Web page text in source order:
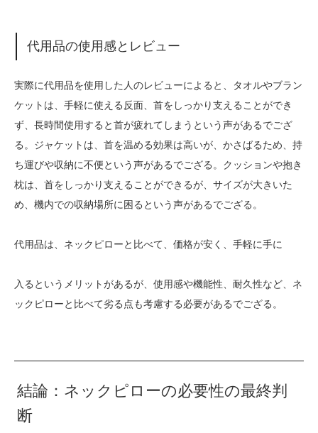
代用品の使用感とレビュー
実際に代用品を使用した人のレビューによると、タオルやブラン
ケットは、手軽に使える反面、首をしっかり支えることができ
ず、長時間使用すると首が疲れてしまうという声があるでござ
る。ジャケットは、首を温める効果は高いが、かさばるため、持
ち運びや収納に不便という声があるでござる。クッションや抱き
枕は、首をしっかり支えることができるが、サイズが大きいた
め、機内での収納場所に困るという声があるでござる。
代用品は、ネックピローと比べて、価格が安く、手軽に手に
入るというメリットがあるが、使用感や機能性、耐久性など、ネ
ックピローと比べて劣る点も考慮する必要があるでござる。
結論：ネックピローの必要性の最終判
断